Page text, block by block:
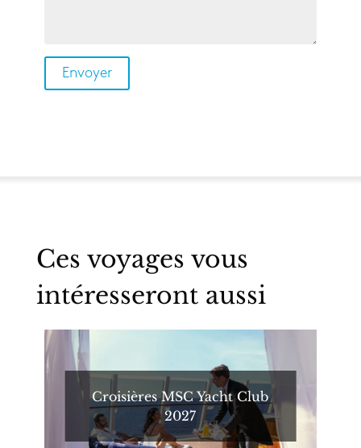
Ces voyages vous
intéresseront aussi
Croisières MSC Yacht Club
2027